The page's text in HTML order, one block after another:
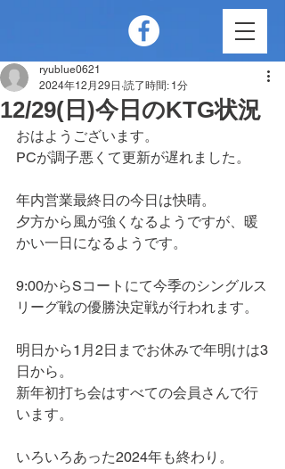
12/29(日)今日のKTG状況
ryublue0621
2024年12月29日 読了時間: 1分
おはようございます。
PCが調子悪くて更新が遅れました。
年内営業最終日の今日は快晴。
夕方から風が強くなるようですが、暖
かい一日になるようです。
9:00からSコートにて今季のシングルス
リーグ戦の優勝決定戦が行われます。
明日から1月2日までお休みで年明けは3
日から。
新年初打ち会はすべての会員さんで行
います。
いろいろあった2024年も終わり。